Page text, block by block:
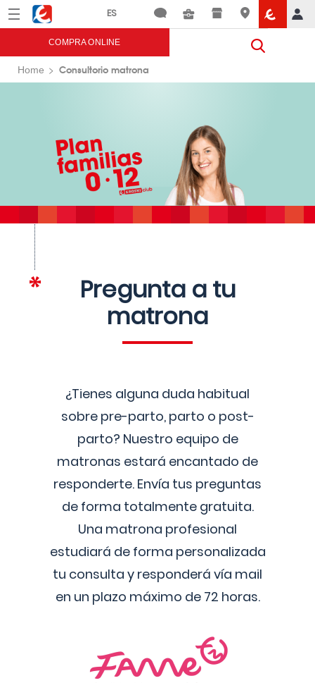
Menú Eroski
COMPRA ONLINE
Home Consultorio matrona
Pregunta a tu
matrona
¿Tienes alguna duda habitual
sobre pre-parto, parto o post-
parto? Nuestro equipo de
matronas estará encantado de
responderte. Envía tus preguntas
de forma totalmente gratuita.
Una matrona profesional
estudiará de forma personalizada
tu consulta y responderá vía mail
en un plazo máximo de 72 horas.